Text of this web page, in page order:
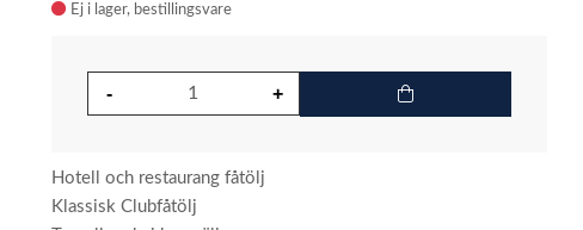
Ej i lager
Hotell och restaurang fåtölj
Klassisk Clubfåtölj